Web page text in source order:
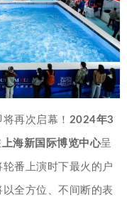
再次启幕！ 2024年3
上海新国际博览中心呈
番上演时下最火的户
全方位、不间断的表